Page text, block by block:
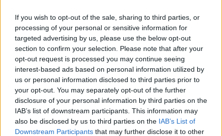
If you wish to opt-out of the sale, sharing to third parties, or
processing of your personal or sensitive information for
targeted advertising by us, please use the below opt-out
section to confirm your selection. Please note that after your
opt-out request is processed you may continue seeing
interest-based ads based on personal information utilized by
us or personal information disclosed to third parties prior to
your opt-out. You may separately opt-out of the further
disclosure of your personal information by third parties on the
IAB’s list of downstream participants. This information may
also be disclosed by us to third parties on the IAB’s List of
Downstream Participants that may further disclose it to other
Mentünk vagy pusztítunk: mi lesz veletek
korallok?
Ulva szigete jó példája annak, miképp
kellene működnie a társadalmi
összefogásnak
A Víz Világnapjára: mikor jön már meg az
eszünk?